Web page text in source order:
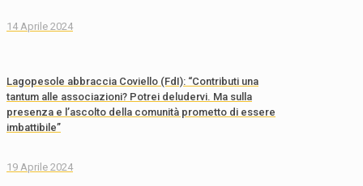
14 Aprile 2024
Lagopesole abbraccia Coviello (FdI): “Contributi una
tantum alle associazioni? Potrei deludervi. Ma sulla
presenza e l’ascolto della comunità prometto di essere
imbattibile”
19 Aprile 2024